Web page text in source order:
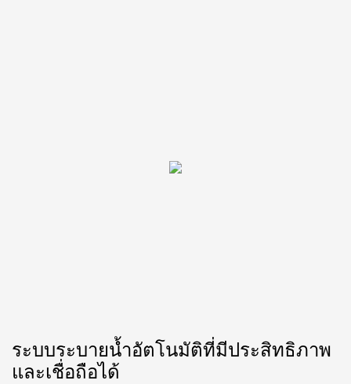
ระบบระบายน้ำอัตโนมัติที่มีประสิทธิภาพ
และเชื่อถือได้